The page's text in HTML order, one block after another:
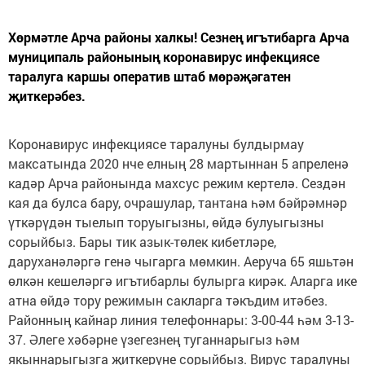
Хөрмәтле Арча районы халкы! Сезнең игътибарга Арча
муниципаль районының коронавирус инфекциясе
таралуга каршы оператив штаб мөрәҗәгатен
җиткерәбез.
Коронавирус инфекциясе таралуны булдырмау
максатында 2020 нче елның 28 мартыннан 5 апреленә
кадәр Арча районында махсус режим кертелә. Сездән
кая да булса бару, очрашулар, тантана һәм бәйрәмнәр
үткәрүдән тыелып торуыгызны, өйдә булуыгызны
сорыйбыз. Бары тик азык-төлек кибетләре,
даруханәләргә генә чыгарга мөмкин. Аеруча 65 яшьтән
өлкән кешеләргә игътибарлы булырга кирәк. Аларга ике
атна өйдә тору режимын сакларга тәкъдим итәбез.
Районның кайнар линия телефоннары: 3-00-44 һәм 3-13-
37. Әлеге хәбәрне үзегезнең туганнарыгыз һәм
якыннарыгызга җиткерүне сорыйбыз. Вирус таралуны